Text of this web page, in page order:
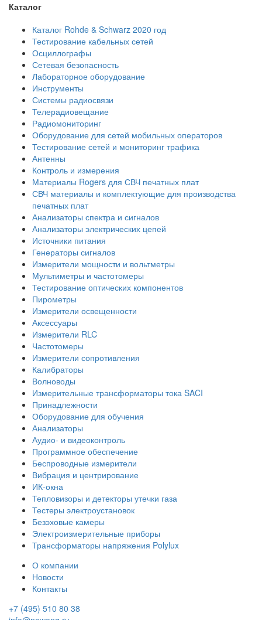
Каталог
Каталог Rohde & Schwarz 2020 год
Тестирование кабельных сетей
Осциллографы
Сетевая безопасность
Лабораторное оборудование
Инструменты
Системы радиосвязи
Телерадиовещание
Радиомониторинг
Оборудование для сетей мобильных операторов
Тестирование сетей и мониторинг трафика
Антенны
Контроль и измерения
Материалы Rogers для СВЧ печатных плат
СВЧ материалы и комплектующие для производства
печатных плат
Анализаторы спектра и сигналов
Анализаторы электрических цепей
Источники питания
Генераторы сигналов
Измерители мощности и вольтметры
Мультиметры и частотомеры
Тестирование оптических компонентов
Пирометры
Измерители освещенности
Аксессуары
Измерители RLC
Частотомеры
Измерители сопротивления
Калибраторы
Волноводы
Измерительные трансформаторы тока SACI
Принадлежности
Оборудование для обучения
Анализаторы
Аудио- и видеоконтроль
Программное обеспечение
Беспроводные измерители
Вибрация и центрирование
ИК-окна
Тепловизоры и детекторы утечки газа
Тестеры электроустановок
Безэховые камеры
Электроизмерительные приборы
Трансформаторы напряжения Polylux
О компании
Новости
Контакты
+7 (495) 510 80 38